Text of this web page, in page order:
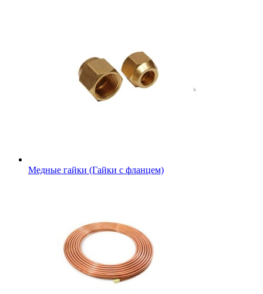
Медные гайки (Гайки с фланцем)